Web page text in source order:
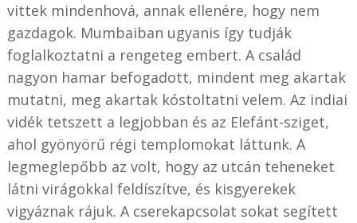
vittek mindenhová, annak ellenére, hogy nem
gazdagok. Mumbaiban ugyanis így tudják
foglalkoztatni a rengeteg embert. A család
nagyon hamar befogadott, mindent meg akartak
mutatni, meg akartak kóstoltatni velem. Az indiai
vidék tetszett a legjobban és az Elefánt-sziget,
ahol gyönyörű régi templomokat láttunk. A
legmeglepőbb az volt, hogy az utcán teheneket
látni virágokkal feldíszítve, és kisgyerekek
vigyáznak rájuk. A cserekapcsolat sokat segített